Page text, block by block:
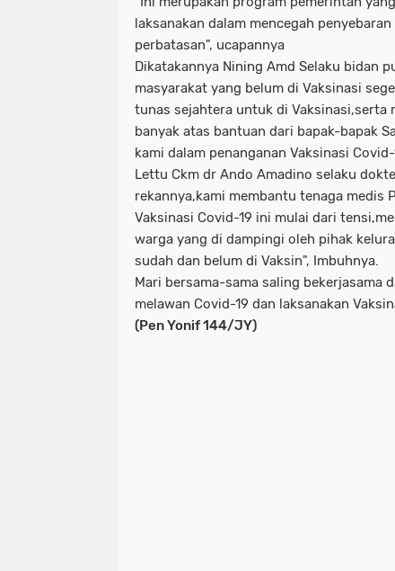
laksanakan dalam mencegah
perbatasan", ucapannya
Dikatakannya Nining Amd Selaku bidan
masyarakat yang belum di Vaksinasi
tunas sejahtera untuk di Vaksinasi,serta
banyak atas bantuan dari bapak-bapak
kami dalam penanganan Vaksinasi Covid-
Lettu Ckm dr Ando Amadino selaku
rekannya,kami membantu tenaga medis
Vaksinasi Covid-19 ini mulai dari
warga yang di dampingi oleh pihak
sudah dan belum di Vaksin", Imbuhnya.
Mari bersama-sama saling bekerjasama
melawan Covid-19 dan laksanakan
(Pen Yonif 144/JY)